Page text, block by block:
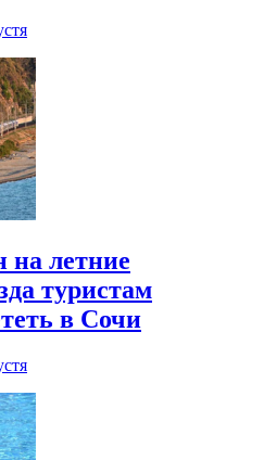
на летние
туристам
в Сочи